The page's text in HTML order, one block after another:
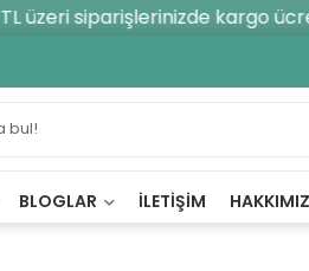
üzeri siparişlerinizde kargo
BLOGLAR İLETIŞIM